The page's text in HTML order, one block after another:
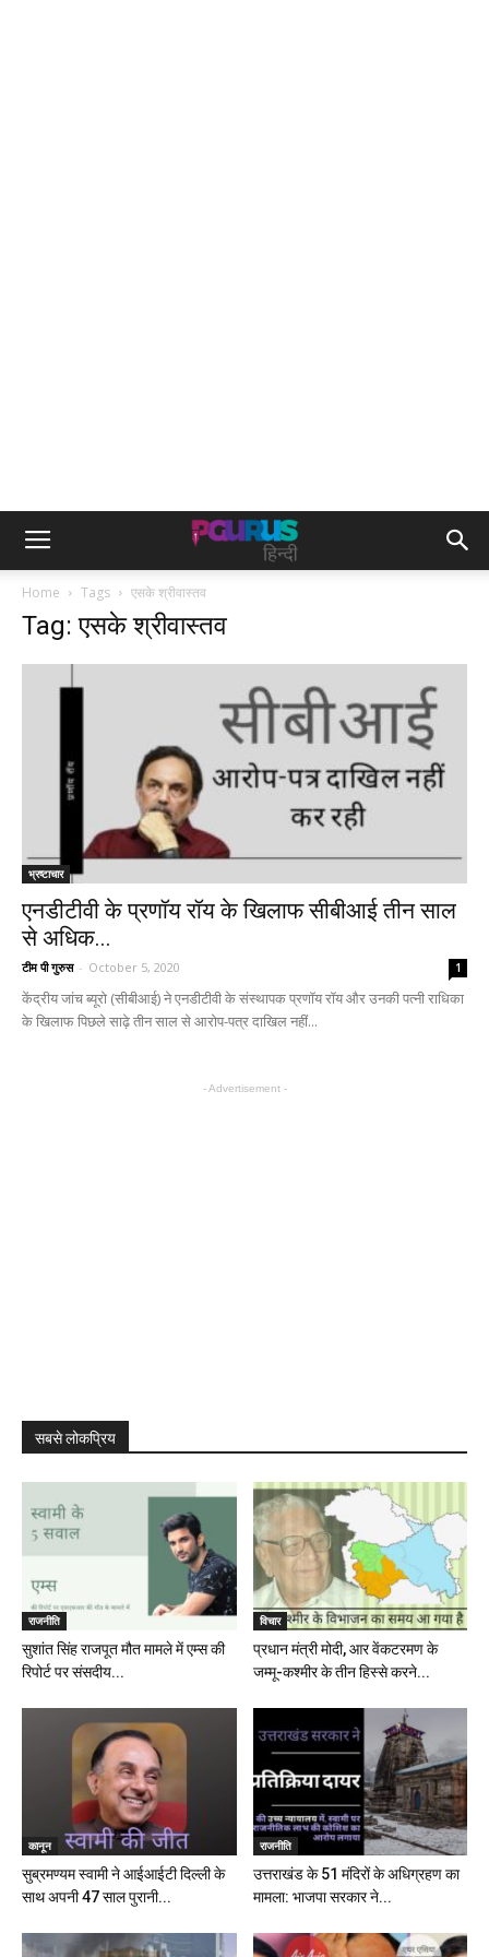
Home Tags एसके श्रीवास्तव
Tag: एसके श्रीवास्तव
भ्रष्टाचार
एनडीटीवी के प्रणॉय रॉय के खिलाफ सीबीआई तीन साल
से अधिक...
टीम पी गुरुस - October 5, 2020 1
केंद्रीय जांच ब्यूरो (सीबीआई) ने एनडीटीवी के संस्थापक प्रणॉय रॉय और उनकी पत्नी राधिका
के खिलाफ पिछले साढ़े तीन साल से आरोप-पत्र दाखिल नहीं...
- Advertisement -
सबसे लोकप्रिय
राजनीति
सुशांत सिंह राजपूत मौत मामले में एम्स की
रिपोर्ट पर संसदीय...
विचार
प्रधान मंत्री मोदी, आर वेंकटरमण के
जम्मू-कश्मीर के तीन हिस्से करने...
कानून
सुब्रमण्यम स्वामी ने आईआईटी दिल्ली के
साथ अपनी 47 साल पुरानी...
राजनीति
उत्तराखंड के 51 मंदिरों के अधिग्रहण का
मामला: भाजपा सरकार ने...